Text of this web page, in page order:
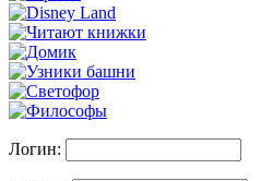
Логин: